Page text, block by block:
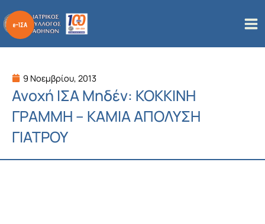
στο
περιεχόμενο
9 Νοεμβρίου, 2013
Ανοχή ΙΣΑ Μηδέν: ΚΟΚΚΙΝΗ
ΓΡΑΜΜΗ – ΚΑΜΙΑ ΑΠΟΛΥΣΗ
ΓΙΑΤΡΟΥ